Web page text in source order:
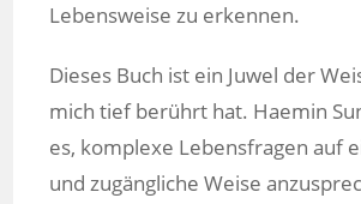
Lebensweise zu erkennen.
Dieses Buch ist ein Juwel der
mich tief berührt hat. Haemin
es, komplexe Lebensfragen auf
und zugängliche Weise